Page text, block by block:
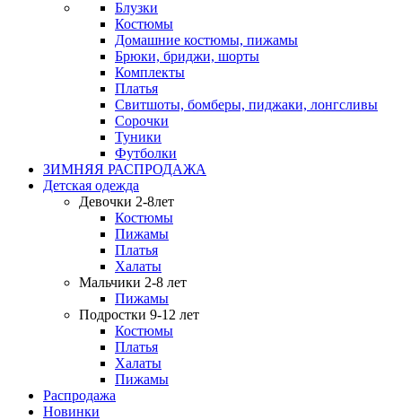
Блузки
Костюмы
Домашние костюмы, пижамы
Брюки, бриджи, шорты
Комплекты
Платья
Свитшоты, бомберы, пиджаки, лонгсливы
Сорочки
Туники
Футболки
ЗИМНЯЯ РАСПРОДАЖА
Детская одежда
Девочки 2-8лет
Костюмы
Пижамы
Платья
Халаты
Мальчики 2-8 лет
Пижамы
Подростки 9-12 лет
Костюмы
Платья
Халаты
Пижамы
Распродажа
Новинки